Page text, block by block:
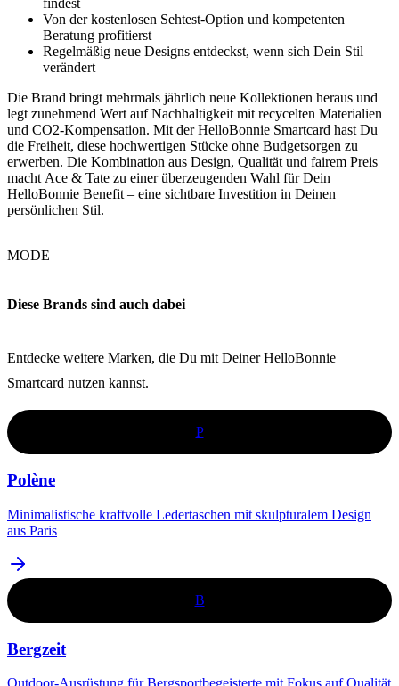
findest
Von der kostenlosen Sehtest-Option und kompetenten
Beratung profitierst
Regelmäßig neue Designs entdeckst, wenn sich Dein Stil
verändert
Die Brand bringt mehrmals jährlich neue Kollektionen heraus und
legt zunehmend Wert auf Nachhaltigkeit mit recycelten Materialien
und CO2-Kompensation. Mit der HelloBonnie Smartcard hast Du
die Freiheit, diese hochwertigen Stücke ohne Budgetsorgen zu
erwerben. Die Kombination aus Design, Qualität und fairem Preis
macht Ace & Tate zu einer überzeugenden Wahl für Dein
HelloBonnie Benefit – eine sichtbare Investition in Deinen
persönlichen Stil.
MODE
Diese Brands sind auch dabei
Entdecke weitere Marken, die Du mit Deiner HelloBonnie
Smartcard nutzen kannst.
P
Polène
Minimalistische kraftvolle Ledertaschen mit skulpturalem Design
aus Paris
B
Bergzeit